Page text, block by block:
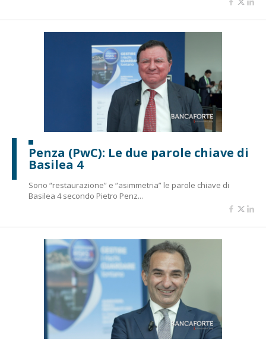
Penza (PwC): Le due parole chiave di
Basilea 4
Sono “restaurazione” e “asimmetria” le parole chiave di
Basilea 4 secondo Pietro Penz...